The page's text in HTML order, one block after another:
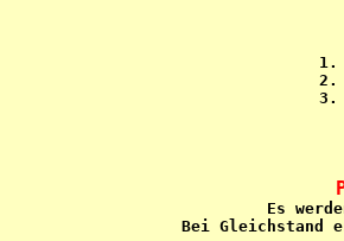
1.
2.
3.
Es
Bei Gleichstand